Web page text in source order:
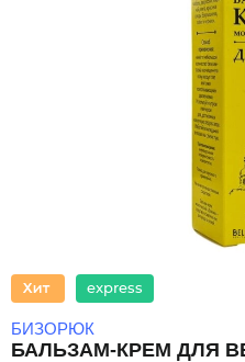
express
БИЗОРЮК
БАЛЬЗАМ-КРЕМ ДЛЯ